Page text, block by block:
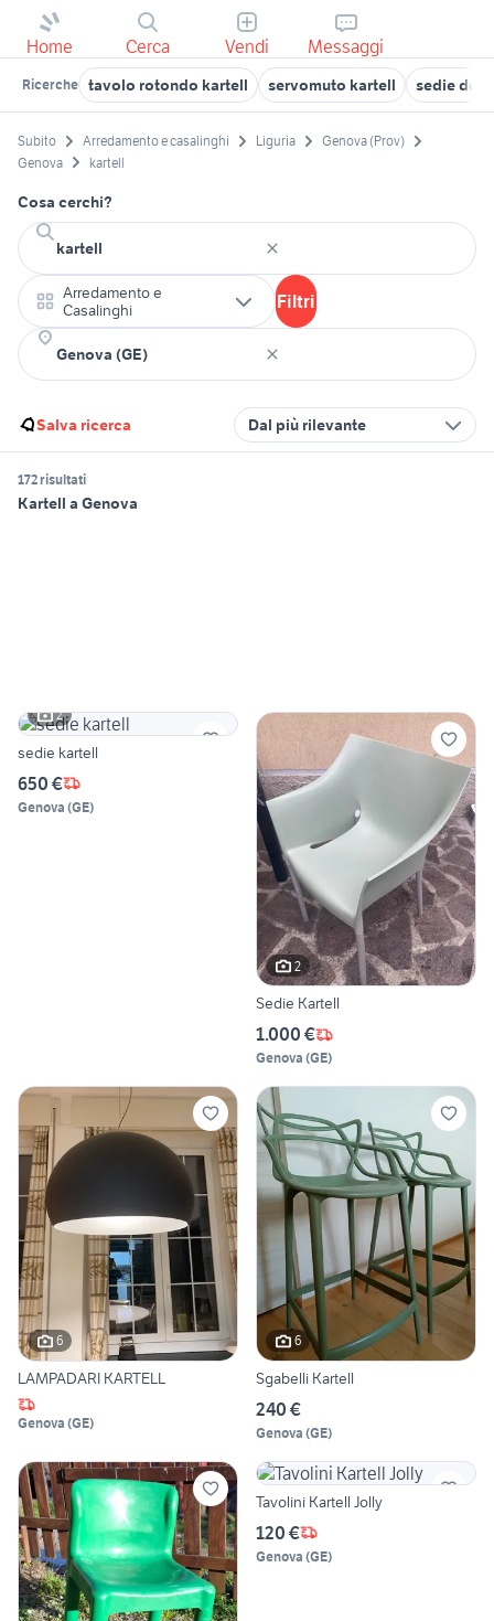
Home Cerca Vendi Messaggi
Ricerche tavolo rotondo kartell servomuto kartell sedie
Subito Arredamento e casalinghi Liguria
Genova (Prov)
Genova
kartell
Cosa cerchi?
Arredamento e
Casalinghi
Filtri
Salva ricerca Dal più rilevante
172 risultati
Kartell a Genova
2
sedie kartell
650 €
Genova (GE)
2
Sedie Kartell
1.000 €
Genova (GE)
6
LAMPADARI KARTELL
Genova (GE)
6
Sgabelli Kartell
240 €
Genova (GE)
Tavolini Kartell Jolly
120 €
Genova (GE)